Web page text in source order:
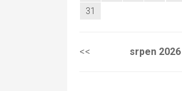
31
<< srpen 2026